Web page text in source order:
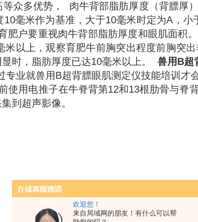
欢迎您！
来自局域网的朋友！有什么可以帮
等众多优势， 肉牛背部脂肪厚度（背膘厚
毫米作为基准，大于10毫米时定为A，
户要重视肉牛背部脂肪厚度和眼肌面积。
以上，观察育肥牛前胸突出程度前胸突
时，脂肪厚度已达10毫米以上。 兽用B超
业就兽用B超背膘眼肌测定仪技能培训才
使用电推子在牛脊背第12和13根肋骨与脊
到超声影像。